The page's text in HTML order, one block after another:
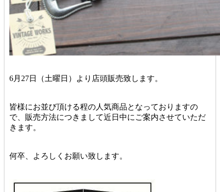
6月27日（土曜日）より店頭販売致します。
皆様にお並び頂ける程の人気商品となっておりますの
で、販売方法につきまして近日中にご案内させていただ
きます。
何卒、よろしくお願い致します。